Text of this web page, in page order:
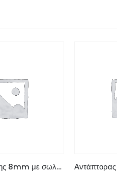
Πουάρ βενζίνης 8mm με σωλήνα